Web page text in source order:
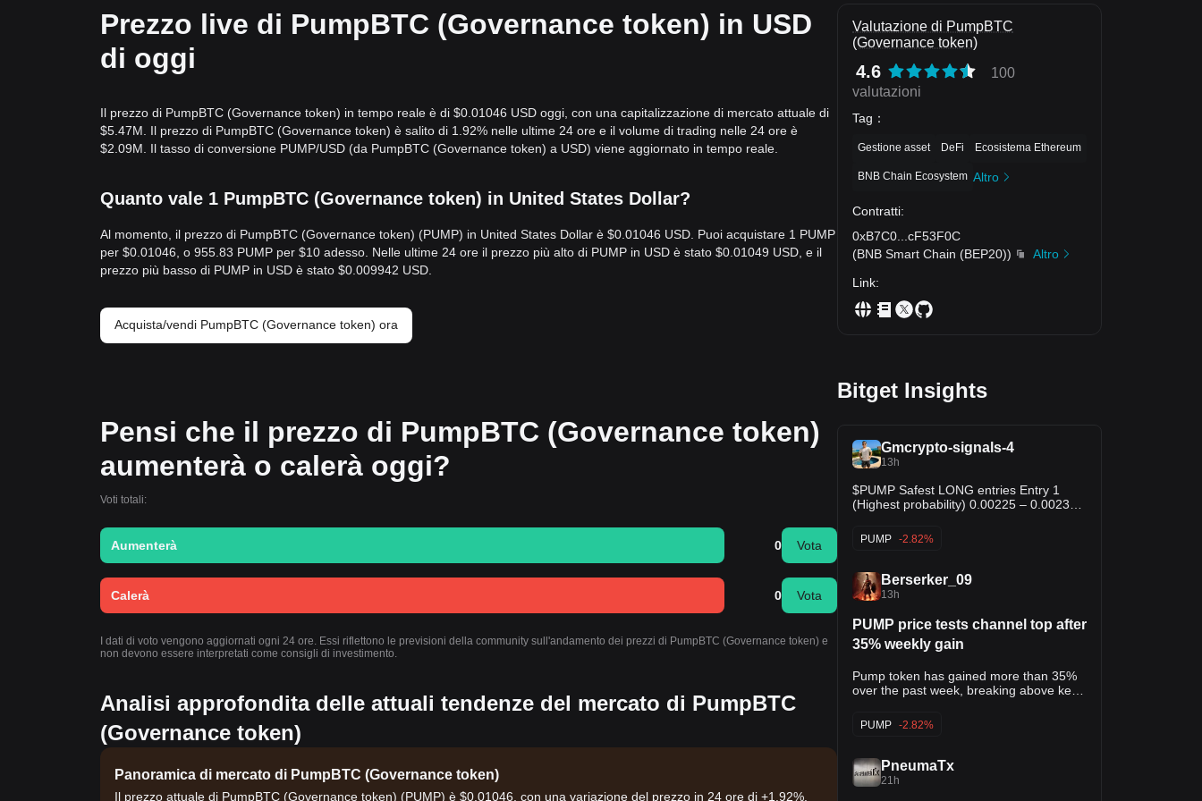
Prezzo live di PumpBTC (Governance token) in USD
di oggi
Il prezzo di PumpBTC (Governance token) in tempo reale è di $0.01046 USD oggi, con una capitalizzazione di mercato attuale di
$5.47M. Il prezzo di PumpBTC (Governance token) è salito di 1.92% nelle ultime 24 ore e il volume di trading nelle 24 ore è
$2.09M. Il tasso di conversione PUMP/USD (da PumpBTC (Governance token) a USD) viene aggiornato in tempo reale.
Quanto vale 1 PumpBTC (Governance token) in United States Dollar?
Al momento, il prezzo di PumpBTC (Governance token) (PUMP) in United States Dollar è $0.01046 USD. Puoi acquistare 1 PUMP
per $0.01046, o 955.83 PUMP per $10 adesso. Nelle ultime 24 ore il prezzo più alto di PUMP in USD è stato $0.01049 USD, e il
prezzo più basso di PUMP in USD è stato $0.009942 USD.
Acquista/vendi PumpBTC (Governance token) ora
Pensi che il prezzo di PumpBTC (Governance token)
aumenterà o calerà oggi?
Voti totali:
Aumenterà 0 Vota
Calerà 0 Vota
I dati di voto vengono aggiornati ogni 24 ore. Essi riflettono le previsioni della community sull'andamento dei prezzi di PumpBTC (Governance token) e
non devono essere interpretati come consigli di investimento.
Analisi approfondita delle attuali tendenze del mercato di PumpBTC
(Governance token)
Panoramica di mercato di PumpBTC (Governance token)
Il prezzo attuale di PumpBTC (Governance token) (PUMP) è $0.01046, con una variazione del prezzo in 24 ore di +1.92%.
Valutazione di PumpBTC
(Governance token)
4.6
100
valutazioni
Tag ：
Gestione asset DeFi Ecosistema Ethereum
BNB Chain Ecosystem Altro
Contratti:
0xB7C0
cF53F0C
(BNB Smart Chain (BEP20))
Altro
Link:
Bitget Insights
Gmcrypto-signals-4
13h
$PUMP Safest LONG entries Entry 1
(Highest probability) 0.00225 – 0.00232
0.00215 Stronger support zone if the
market retraces more deeply. Stop Loss
support) Take Profit TP1: 0.00260 TP2:
0.00290 TP3: 0.00330
PUMP -2.82%
Berserker_09
13h
PUMP price tests channel top after
35% weekly gain
Pump token has gained more than 35%
over the past week, breaking above key
the upper boundary of a rising channel
near $0.0028. PUMP price extends its
price traded near $0.00252 on Aug. 5
after reaching an intraday high of roughly
$0.00256. The move lifted its weekly gain
PUMP -2.82%
PneumaTx
21h